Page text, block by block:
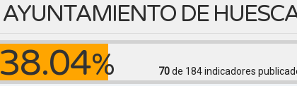
AYUNTAMIENTO DE
38.04% 70de 184indicadores